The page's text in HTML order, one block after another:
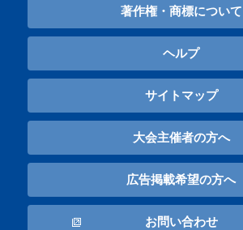
著作権・商標について
ヘルプ
サイトマップ
大会主催者の方へ
広告掲載希望の方へ
お問い合わせ